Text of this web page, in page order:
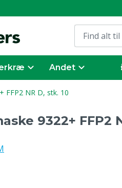
Andet
FFP2 NR D, stk. 10
9322+ FFP2